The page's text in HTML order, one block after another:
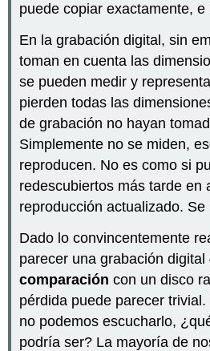
puede copiar exactamente, e
En la grabación digital, sin
toman en cuenta las
se pueden medir y
pierden todas las
de grabación no hayan
Simplemente no se miden,
reproducen. No es como si
redescubiertos más tarde en
reproducción actualizado. Se
Dado lo convincentemente
parecer una grabación
comparación con un disco
pérdida puede parecer
no podemos escucharlo,
podría ser? La mayoría de